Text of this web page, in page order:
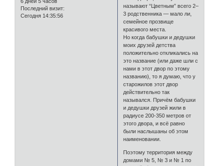
Последний визит:
Сегодня 14:35:56
называют “Цветным” всего 2–
3 родственника — мало ли,
семейное прозвище
красивого места.
Но когда бабушки и дедушки
моих друзей детства
положительно откликались на
это название (или даже шли с
нами в этот двор по этому
названию), то я думаю, что у
старожилов этот двор
действительно так
назывался. Причём бабушки
и дедушки друзей жили в
радиусе 200-350 метров от
этого двора, и всё равно
были наслышаны об этом
наименовании.
Поэтому территория между
домами № 5, № 3 и № 1 по